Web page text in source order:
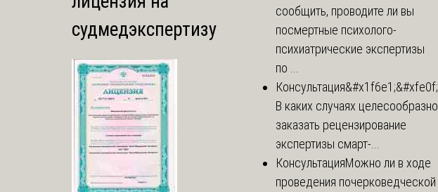
судмедэкспертизу
сообщить, проводите ли вы
посмертные психолого-
психиатрические экспертизы
по ...
Консультация&#x1f6e1;&#xfe0f;
В каких случаях целесообразно
заказать рецензирование
экспертизы смарт-...
КонсультацияМожно ли в ходе
проведения почерковедческой